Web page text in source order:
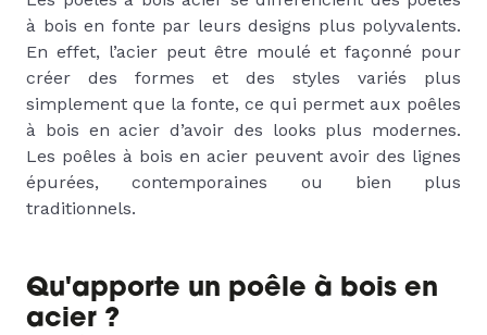
à bois en fonte par leurs designs plus polyvalents.
En effet, l’acier peut être moulé et façonné pour
créer des formes et des styles variés plus
simplement que la fonte, ce qui permet aux poêles
à bois en acier d’avoir des looks plus modernes.
Les poêles à bois en acier peuvent avoir des lignes
épurées, contemporaines ou bien plus
traditionnels.
Qu'apporte un poêle à bois en
acier ?